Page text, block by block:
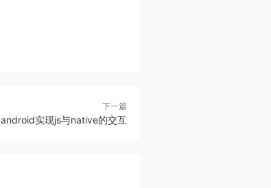
下一篇
android实现js与native的交互